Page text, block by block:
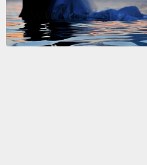
麼了？
glasses on, like, something